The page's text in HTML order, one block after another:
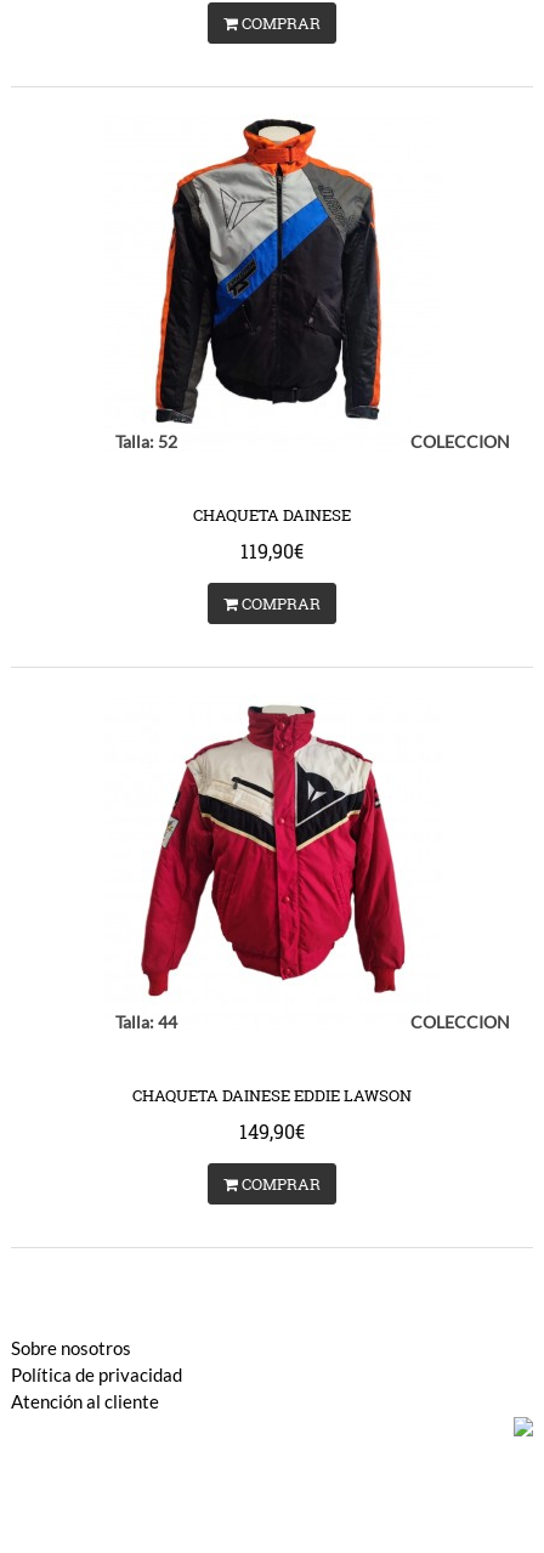
COMPRAR
Talla: 52 COLECCION
CHAQUETA DAINESE
119,90€
COMPRAR
Talla: 44 COLECCION
CHAQUETA DAINESE EDDIE LAWSON
149,90€
COMPRAR
Sobre nosotros
Política de privacidad
Atención al cliente